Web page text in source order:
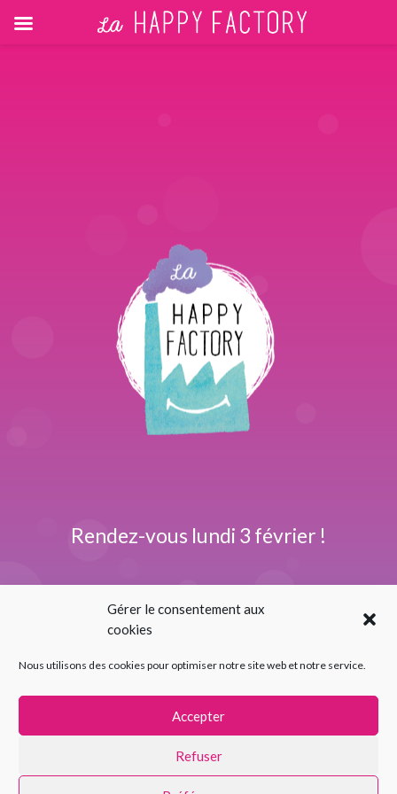
Gérer le consentement aux
cookies
Nous utilisons des cookies pour optimiser notre site web et notre service.
Accepter
Refuser
Rendez-vous lundi 3 février !